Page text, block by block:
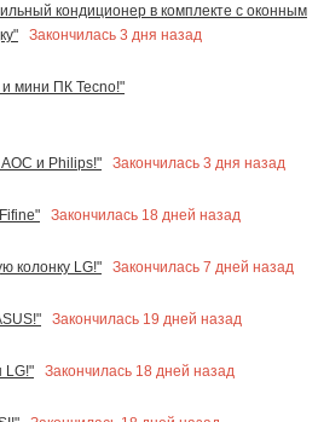
кондиционер в комплекте с оконным
Закончилась 3 дня назад
и мини ПК Tecno!"
и Philips!"
Закончилась 3 дня назад
Закончилась 18 дней назад
колонку LG!"
Закончилась 7 дней назад
Закончилась 19 дней назад
LG!"
Закончилась 18 дней назад